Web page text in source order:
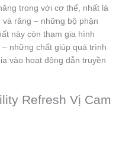
trong với cơ thể, nhất là
răng – những bộ phận
này còn tham gia hình
những chất giúp quá trình
vào hoạt động dẫn truyền
Refresh Vị Cam